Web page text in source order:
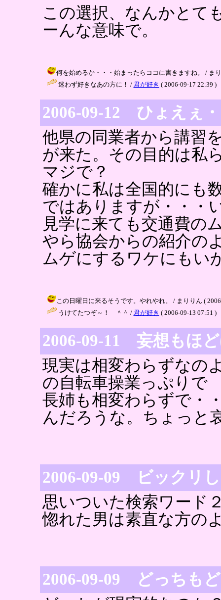
この選択、なんかとて
ーんな意味で。
何を始めるか・・・始まったらココに書きますね。 / ま
迷わず好きなあの方に！ / 君が好き ( 2006-09-17 22:39 )
2006-09-12 ひょえぇ
他県の同業者から講習
が来た。その目的は私
マジで？
確かに私は全国的にも
ではありますが・・・
見学に来ても交通費の
やら協会からの紹介の
ムゲにするワケにもい
この日曜日に来るそうです。やれやれ。 / まりりん (
うけてたつぞ～！ ＾＾ / 君が好き ( 2006-09-13 07:51 )
2006-09-11 妄想もほ
現実は相変わらずなの
の自転車操業っぷりで
長姉も相変わらずで・
んだろうな。ちょっと
2006-09-09 ビックリ
思いついた検索ワード
惚れた男は素直な方の
2006-09-09 どっちも